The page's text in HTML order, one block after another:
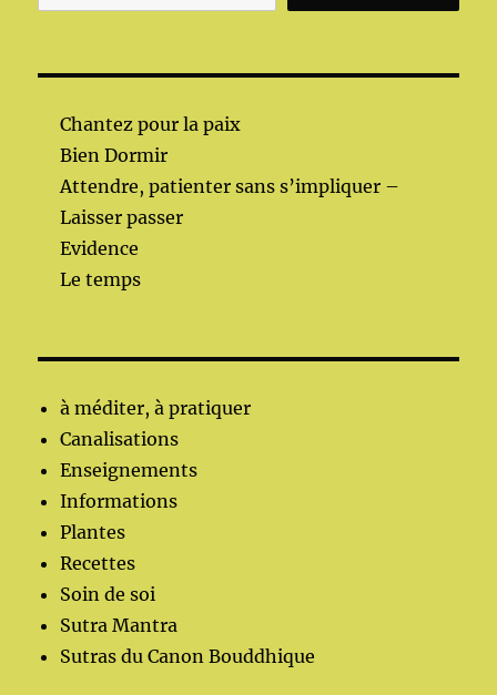
Chantez pour la paix
Bien Dormir
Attendre, patienter sans s’impliquer –
Laisser passer
Evidence
Le temps
à méditer, à pratiquer
Canalisations
Enseignements
Informations
Plantes
Recettes
Soin de soi
Sutra Mantra
Sutras du Canon Bouddhique